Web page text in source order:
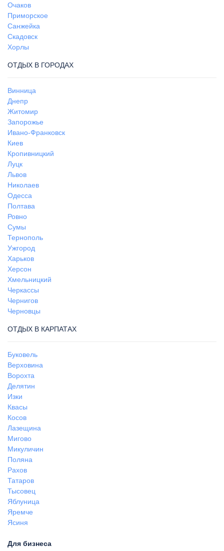
Очаков
Приморское
Санжейка
Скадовск
Хорлы
ОТДЫХ В ГОРОДАХ
Винница
Днепр
Житомир
Запорожье
Ивано-Франковск
Киев
Кропивницкий
Луцк
Львов
Николаев
Одесса
Полтава
Ровно
Сумы
Тернополь
Ужгород
Харьков
Херсон
Хмельницкий
Черкассы
Чернигов
Черновцы
ОТДЫХ В КАРПАТАХ
Буковель
Верховина
Ворохта
Делятин
Изки
Квасы
Косов
Лазещина
Мигово
Микуличин
Поляна
Рахов
Татаров
Тысовец
Яблуница
Яремче
Ясиня
Для бизнеса